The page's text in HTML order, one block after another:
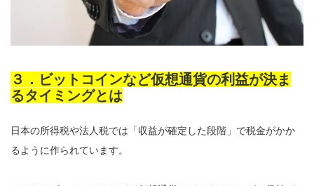
３．ビットコインなど仮想通貨の利益が決ま
るタイミングとは
日本の所得税や法人税では「収益が確定した段階」で税金がかか
るように作られています。